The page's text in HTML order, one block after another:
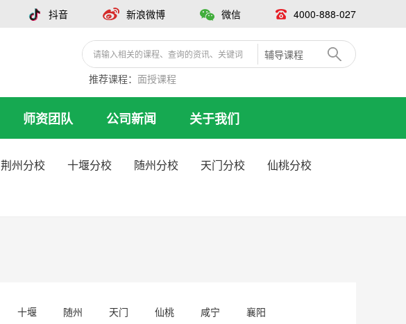
抖音 新浪微博 微信 4000-888-027
辅导课程
推荐课程： 面授课程
师资团队 公司新闻 关于我们
荆州分校 十堰分校 随州分校 天门分校
仙桃分校
十堰 随州 天门 仙桃 咸宁
襄阳